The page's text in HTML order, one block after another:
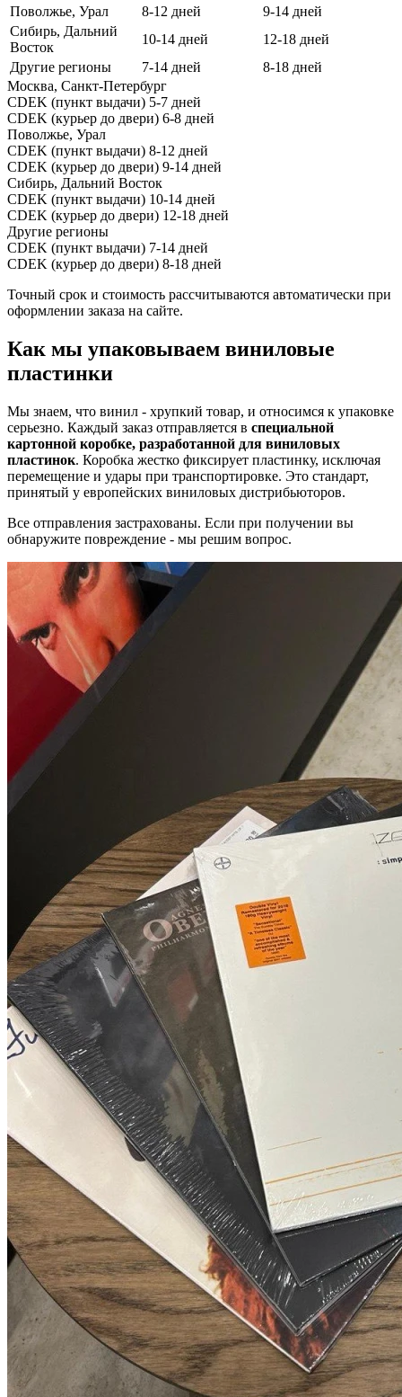
Поволжье, Урал
8-12 дней
9-14 дней
Сибирь, Дальний
Восток
10-14 дней
12-18 дней
Другие регионы
7-14 дней
8-18 дней
Москва, Санкт-Петербург
CDEK (пункт выдачи) 5-7 дней
CDEK (курьер до двери) 6-8 дней
Поволжье, Урал
CDEK (пункт выдачи) 8-12 дней
CDEK (курьер до двери) 9-14 дней
Сибирь, Дальний Восток
CDEK (пункт выдачи) 10-14 дней
CDEK (курьер до двери) 12-18 дней
Другие регионы
CDEK (пункт выдачи) 7-14 дней
CDEK (курьер до двери) 8-18 дней
Точный срок и стоимость рассчитываются автоматически при
оформлении заказа на сайте.
Как мы упаковываем виниловые
пластинки
Мы знаем, что винил - хрупкий товар, и относимся к упаковке
серьезно. Каждый заказ отправляется в специальной
картонной коробке, разработанной для виниловых
пластинок. Коробка жестко фиксирует пластинку, исключая
перемещение и удары при транспортировке. Это стандарт,
принятый у европейских виниловых дистрибьюторов.
Все отправления застрахованы. Если при получении вы
обнаружите повреждение - мы решим вопрос.